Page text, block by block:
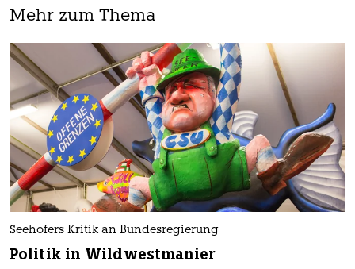
Mehr zum Thema
Seehofers Kritik an Bundesregierung
Politik in Wildwestmanier